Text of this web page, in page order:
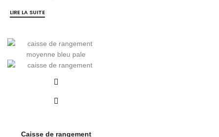
LIRE LA SUITE
Caisse de rangement